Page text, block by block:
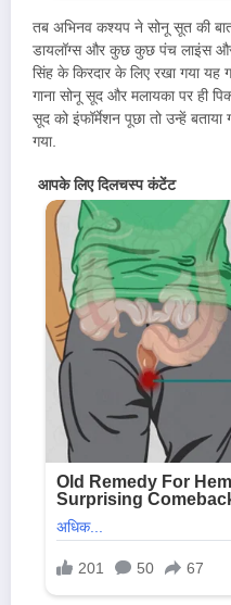
तब अभिनव कश्यप ने सोनू सूत की
डायलॉग्स और कुछ कुछ पंच लाइंस
सिंह के किरदार के लिए रखा गया यह
गाना सोनू सूद और मलायका पर ही
सूद को इंफॉर्मेशन पूछा तो उन्हें
गया.